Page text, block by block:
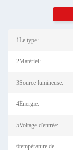
1Le type:
2Matériel:
3Source lumineuse:
4Énergie:
5Voltage d'entrée:
6température de